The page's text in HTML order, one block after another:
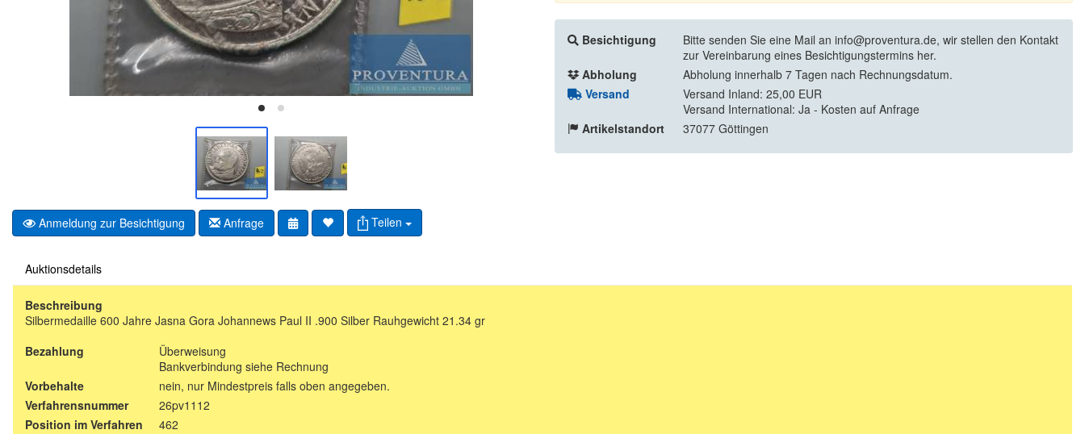
Anmeldung zur Besichtigung Anfrage Teilen
Besichtigung
Bitte senden Sie eine Mail an info@proventura.de, wir stellen den Kontakt
zur Vereinbarung eines Besichtigungstermins her.
Abholung
Abholung innerhalb 7 Tagen nach Rechnungsdatum.
Versand
Versand Inland: 25,00 EUR
Versand International: Ja - Kosten auf Anfrage
Artikelstandort
37077 Göttingen
Auktionsdetails
Beschreibung
Silbermedaille 600 Jahre Jasna Gora Johannews Paul II .900 Silber Rauhgewicht 21.34 gr
Bezahlung
Überweisung
Bankverbindung siehe Rechnung
Vorbehalte
nein, nur Mindestpreis falls oben angegeben.
Verfahrensnummer
26pv1112
Position im Verfahren
462